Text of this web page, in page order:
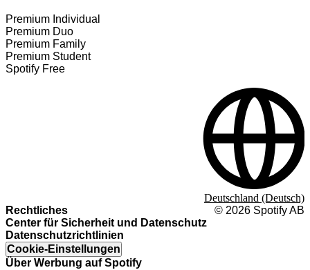
Premium Individual
Premium Duo
Premium Family
Premium Student
Spotify Free
Rechtliches
Center für Sicherheit und Datenschutz
Datenschutzrichtlinien
Cookie-Einstellungen
Über Werbung auf Spotify
© 2026 Spotify AB
Deutschland (Deutsch)